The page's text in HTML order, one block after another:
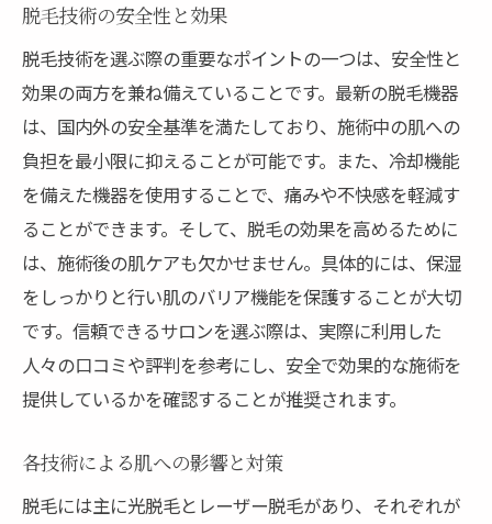
脱毛技術の安全性と効果
脱毛技術を選ぶ際の重要なポイントの一つは、安全性と
効果の両方を兼ね備えていることです。最新の脱毛機器
は、国内外の安全基準を満たしており、施術中の肌への
負担を最小限に抑えることが可能です。また、冷却機能
を備えた機器を使用することで、痛みや不快感を軽減す
ることができます。そして、脱毛の効果を高めるために
は、施術後の肌ケアも欠かせません。具体的には、保湿
をしっかりと行い肌のバリア機能を保護することが大切
です。信頼できるサロンを選ぶ際は、実際に利用した
人々の口コミや評判を参考にし、安全で効果的な施術を
提供しているかを確認することが推奨されます。
各技術による肌への影響と対策
脱毛には主に光脱毛とレーザー脱毛があり、それぞれが